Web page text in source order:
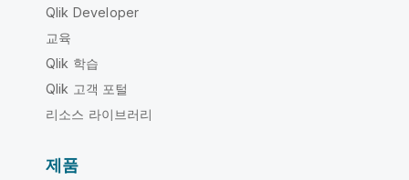
Qlik Developer
교육
Qlik 학습
Qlik 고객 포털
리소스 라이브러리
제품